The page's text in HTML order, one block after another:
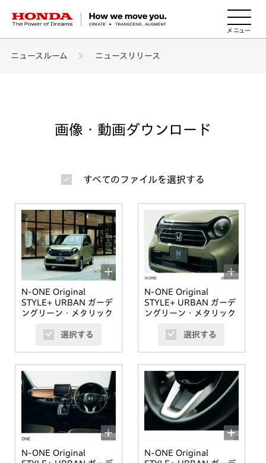
HONDA The Power of Dreams
ニュースルーム ニュースリリース
画像・動画ダウンロード
すべてのファイルを選択する
N-ONE Original
STYLE+ URBAN ガーデ
ングリーン・メタリック
選択する
N-ONE Original
STYLE+ URBAN ガーデ
ングリーン・メタリック
選択する
N-ONE Original
N-ONE Original